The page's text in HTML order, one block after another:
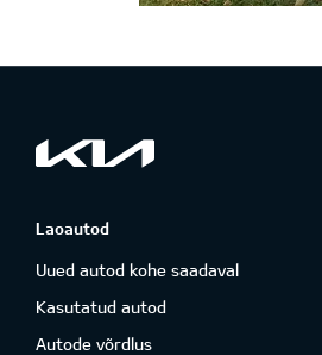
Laoautod
Uued autod kohe saadaval
Kasutatud autod
Autode võrdlus